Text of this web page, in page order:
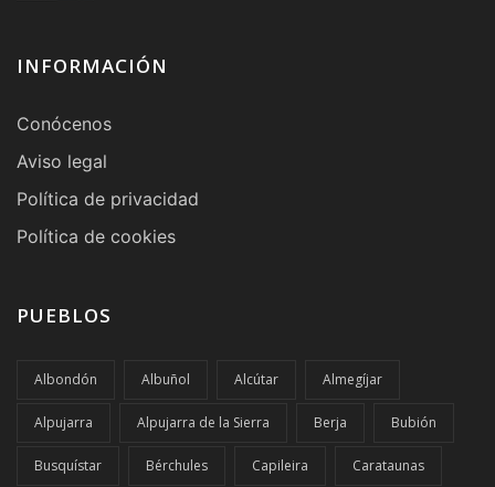
INFORMACIÓN
Conócenos
Aviso legal
Política de privacidad
Política de cookies
PUEBLOS
Albondón Albuñol Alcútar Almegíjar
Alpujarra Alpujarra de la Sierra Berja Bubión
Busquístar Bérchules Capileira Carataunas